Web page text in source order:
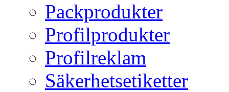
Packprodukter
Profilprodukter
Profilreklam
Säkerhetsetiketter